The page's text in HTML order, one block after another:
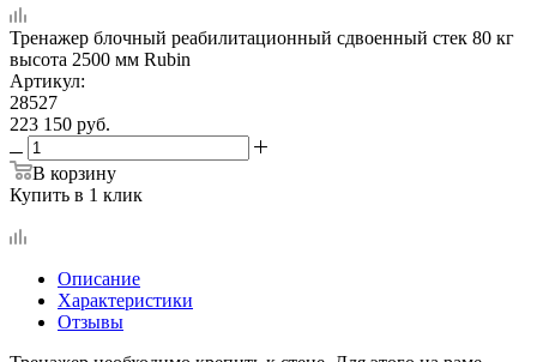
Тренажер блочный реабилитационный сдвоенный стек 80 кг
высота 2500 мм Rubin
Артикул:
28527
223 150 руб.
В корзину
Купить в 1 клик
Описание
Характеристики
Отзывы